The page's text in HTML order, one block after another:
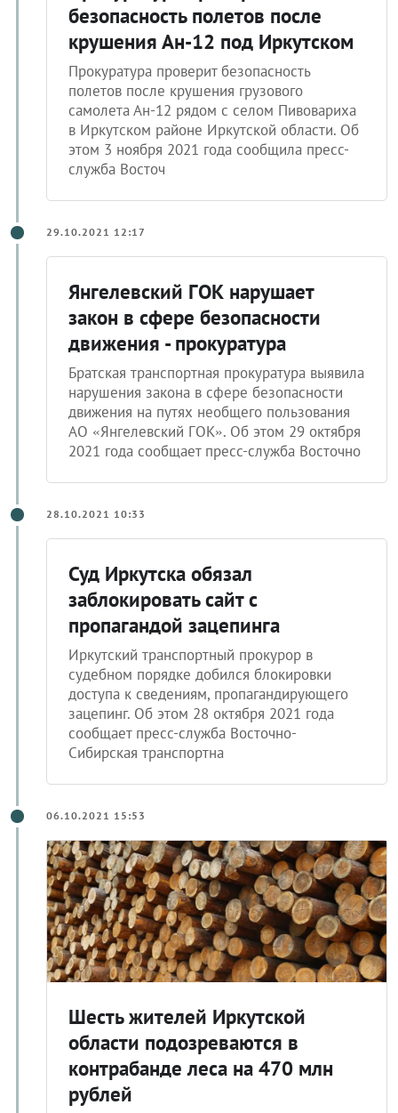
безопасность полетов после
крушения Ан-12 под Иркутском
Прокуратура проверит безопасность
полетов после крушения грузового
самолета Ан-12 рядом с селом Пивовариха
в Иркутском районе Иркутской области. Об
этом 3 ноября 2021 года сообщила пресс-
служба Восточ
29.10.2021 12:17
Янгелевский ГОК нарушает
закон в сфере безопасности
движения - прокуратура
Братская транспортная прокуратура выявила
нарушения закона в сфере безопасности
движения на путях необщего пользования
АО «Янгелевский ГОК». Об этом 29 октября
2021 года сообщает пресс-служба Восточно
28.10.2021 10:33
Суд Иркутска обязал
заблокировать сайт с
пропагандой зацепинга
Иркутский транспортный прокурор в
судебном порядке добился блокировки
доступа к сведениям, пропагандирующего
зацепинг. Об этом 28 октября 2021 года
сообщает пресс-служба Восточно-
Сибирская транспортна
06.10.2021 15:53
Шесть жителей Иркутской
области подозреваются в
контрабанде леса на 470 млн
рублей